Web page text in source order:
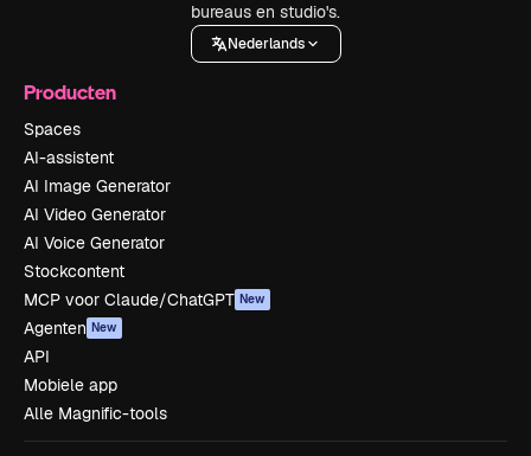
bureaus en studio's.
Nederlands
Producten
Spaces
AI-assistent
AI Image Generator
AI Video Generator
AI Voice Generator
Stockcontent
MCP voor Claude/ChatGPT New
Agenten New
API
Mobiele app
Alle Magnific-tools